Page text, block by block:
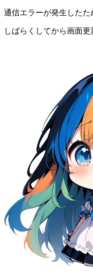
通信エラーが発生したた
しばらくしてから画面更